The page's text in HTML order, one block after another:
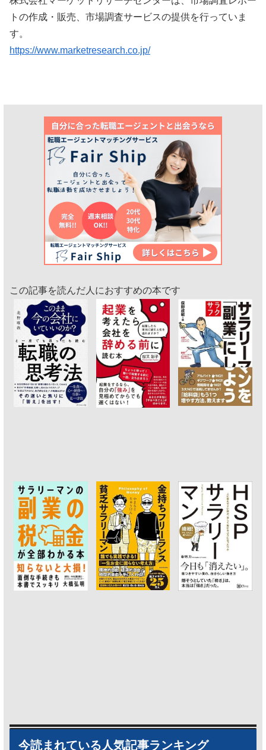
トの作成・販売、市場調査サービスの提供を行っていま
す。
https://www.marketresearch.co.jp/
この記事を読んだ人におすすめの本です
今読まれている人気記事ランキング